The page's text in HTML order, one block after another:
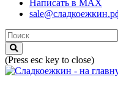
Написать в MAX
(Press esc key to close)